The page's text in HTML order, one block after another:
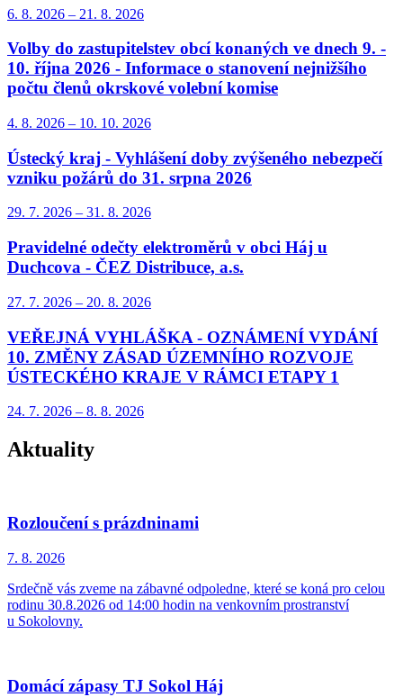
6. 8. 2026 – 21. 8. 2026
Volby do zastupitelstev obcí konaných ve dnech 9. -
10. října 2026 - Informace o stanovení nejnižšího
počtu členů okrskové volební komise
4. 8. 2026 – 10. 10. 2026
Ústecký kraj - Vyhlášení doby zvýšeného nebezpečí
vzniku požárů do 31. srpna 2026
29. 7. 2026 – 31. 8. 2026
Pravidelné odečty elektroměrů v obci Háj u
Duchcova - ČEZ Distribuce, a.s.
27. 7. 2026 – 20. 8. 2026
VEŘEJNÁ VYHLÁŠKA - OZNÁMENÍ VYDÁNÍ
10. ZMĚNY ZÁSAD ÚZEMNÍHO ROZVOJE
ÚSTECKÉHO KRAJE V RÁMCI ETAPY 1
24. 7. 2026 – 8. 8. 2026
Aktuality
Rozloučení s prázdninami
7. 8. 2026
Srdečně vás zveme na zábavné odpoledne, které se koná pro celou
rodinu 30.8.2026 od 14:00 hodin na venkovním prostranství
u Sokolovny.
Domácí zápasy TJ Sokol Háj